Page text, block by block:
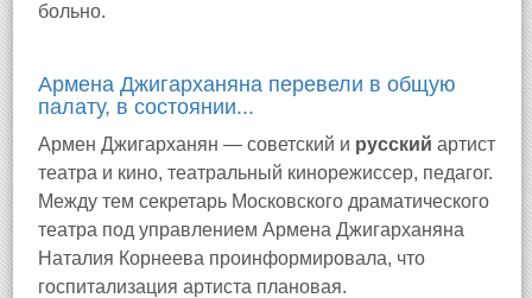
больно.
Армена Джигарханяна перевели в общую
палату, в состоянии...
Армен Джигарханян — советский и русский артист
театра и кино, театральный кинорежиссер, педагог.
Между тем секретарь Московского драматического
театра под управлением Армена Джигарханяна
Наталия Корнеева проинформировала, что
госпитализация артиста плановая.